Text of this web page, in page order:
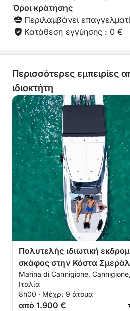
Όροι κράτησης
Περιλαμβάνει
Κατάθεση εγγύησης : 0 €
Περισσότερες εμπειρίες
ιδιοκτήτη
Πολυτελής ιδιωτική
σκάφος στην Κόστα
Marina di Cannigione, Cannigione,
Ιταλία
8h00 · Μέχρι 9 άτομα
από 1.900 €